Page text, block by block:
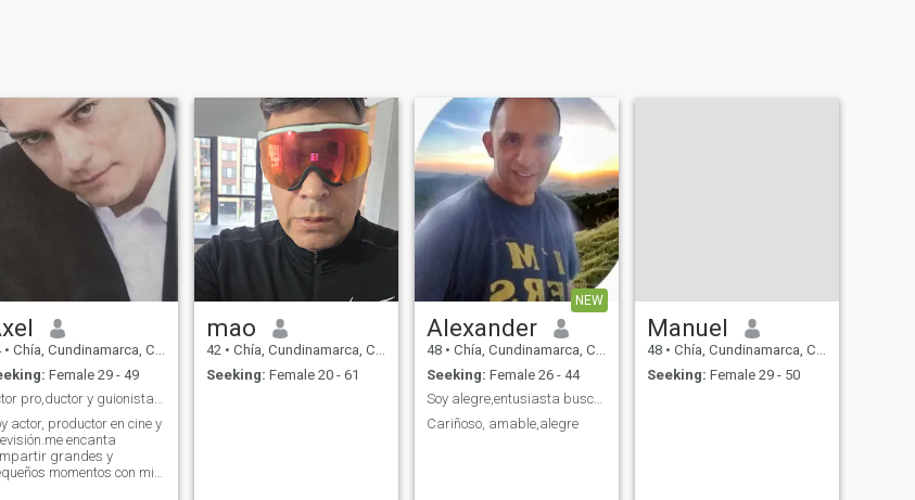
• Chía, Cundinamarca, Colombia
Female 29 - 49
Actor pro,ductor y guionista de cine y televisión.
actor, productor en cine y
encanta
grandes y
momentos con mi
mao
42 • Chía, Cundinamarca, Colombia
Seeking: Female 20 - 61
NEW
Alexander
48 • Chía, Cundinamarca, Colombia
Seeking: Female 26 - 44
Soy alegre,entusiasta buscando el amor de mi vida
Cariñoso, amable,alegre
Manuel
48 • Chía, Cundinamarca, Colombia
Seeking: Female 29 - 50